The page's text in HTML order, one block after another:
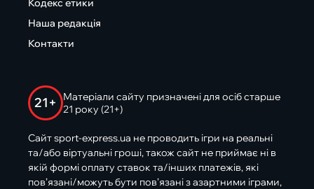
Кодекс етики
Наша редакція
Контакти
21+
Матеріали сайту призначені для осіб старше
21 року (21+)
Сайт sport-express.ua не проводить ігри на реальні
та/або віртуальні гроші, також сайт не приймає ні в
якій формі оплату ставок та/інших платежів, які
пов’язані/можуть бути пов’язані з азартними іграми,